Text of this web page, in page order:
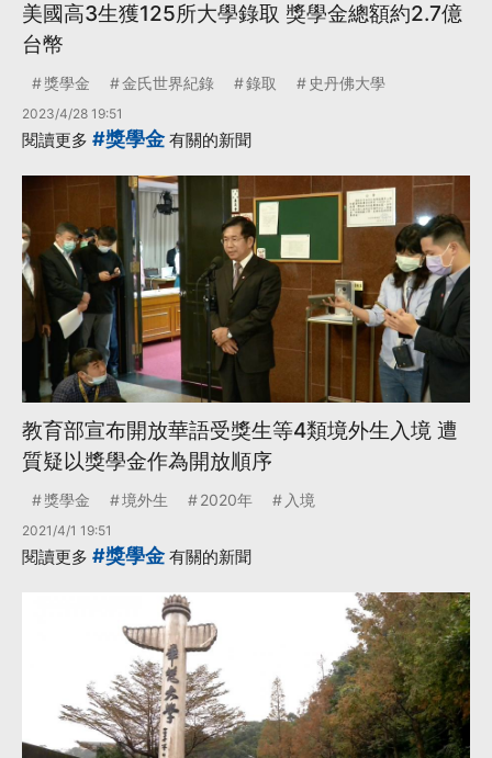
美國高3生獲125所大學錄取 獎學金總額約2.7億
台幣
獎學金 金氏世界紀錄 錄取 史丹佛大學
2023/4/28 19:51
閱讀更多 #獎學金有關的新聞
教育部宣布開放華語受獎生等4類境外生入境 遭
質疑以獎學金作為開放順序
獎學金 境外生 2020年 入境
2021/4/1 19:51
閱讀更多 #獎學金有關的新聞